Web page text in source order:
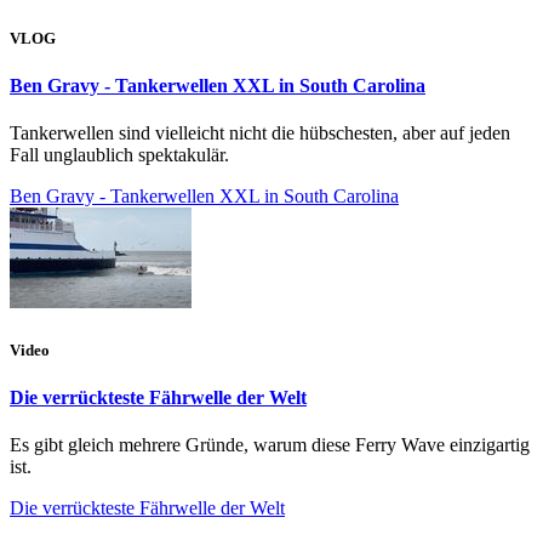
VLOG
Ben Gravy - Tankerwellen XXL in South Carolina
Tankerwellen sind vielleicht nicht die hübschesten, aber auf jeden
Fall unglaublich spektakulär.
Ben Gravy - Tankerwellen XXL in South Carolina
Video
Die verrückteste Fährwelle der Welt
Es gibt gleich mehrere Gründe, warum diese Ferry Wave einzigartig
ist.
Die verrückteste Fährwelle der Welt